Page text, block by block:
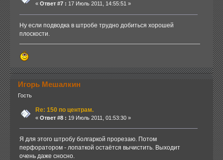
« Ответ #7 : 17 Июль 2011, 14:55:51 »
Ну если подводка в штробе трудно добиться хорошей
плоскости.
Игорь Мешалкин
Гость
Re: 150 по центрам.
« Ответ #8 : 19 Июль 2011, 01:53:30 »
Я для этого штробу болгаркой прорезаю. Потом
перфоратором - лопаткой остаётся вычистить. Выходит
очень даже сносно.